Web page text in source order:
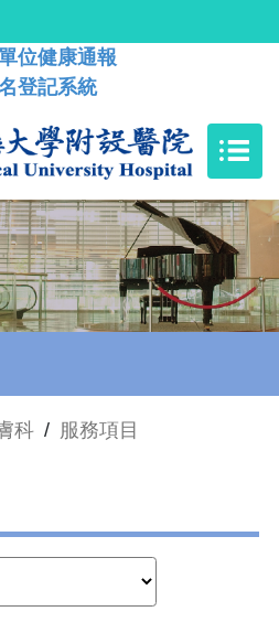
位健康通報
登記系統
科 / 服務項目